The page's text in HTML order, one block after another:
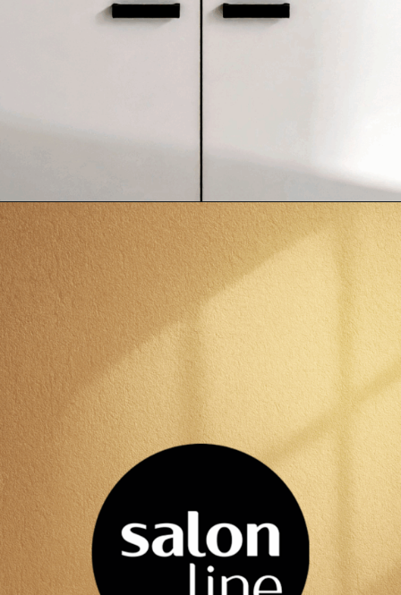
Opening